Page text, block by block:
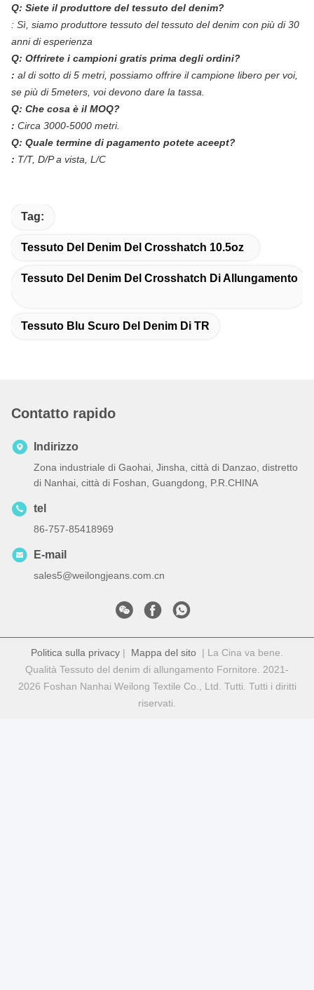
Q: Siete il produttore del tessuto del denim?
: Sì, siamo produttore tessuto del tessuto del denim con più di 30
anni di esperienza
Q: Offrirete i campioni gratis prima degli ordini?
: al di sotto di 5 metri, possiamo offrire il campione libero per voi,
se più di 5meters, voi devono dare la tassa.
Q: Che cosa è il MOQ?
: Circa 3000-5000 metri.
Q: Quale termine di pagamento potete aceept?
: T/T, D/P a vista, L/C
Tag:
Tessuto Del Denim Del Crosshatch 10.5oz
Tessuto Del Denim Del Crosshatch Di Allungamento
Tessuto Blu Scuro Del Denim Di TR
Contatto rapido
Indirizzo
Zona industriale di Gaohai, Jinsha, città di Danzao, distretto
di Nanhai, città di Foshan, Guangdong, P.R.CHINA
tel
86-757-85418969
E-mail
sales5@weilongjeans.com.cn
Politica sulla privacy | Mappa del sito | La Cina va bene.
Qualità Tessuto del denim di allungamento Fornitore. 2021-
2026 Foshan Nanhai Weilong Textile Co., Ltd. Tutti. Tutti i diritti
riservati.